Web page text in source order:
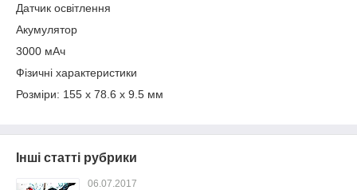
Датчик освітлення
Акумулятор
3000 мАч
Фізичні характеристики
Розміри: 155 x 78.6 x 9.5 мм
Інші статті рубрики
06.07.2017